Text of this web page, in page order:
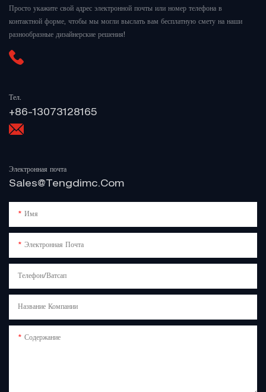
Просто укажите свой адрес электронной почты или номер телефона в
контактной форме, чтобы мы могли выслать вам бесплатную смету на наши
разнообразные дизайнерские решения!
Тел.
+86-13073128165
Электронная почта
Sales@tengdimc.com
Имя
Электронная Почта
Телефон/Ватсап
Название Компании
Содержание